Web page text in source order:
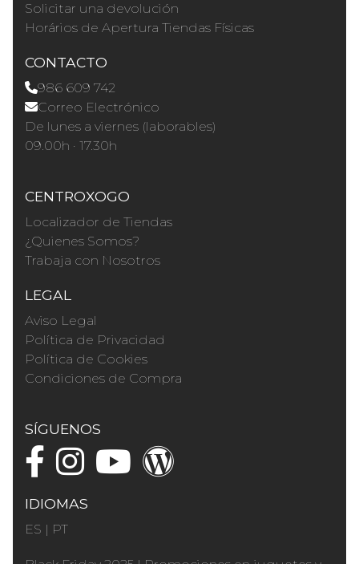
Solicitar una devolución
Horários de Apertura Tiendas Físicas
CONTACTO
986 609 742
Correo Electrónico
De lunes a viernes (laborables)
09.00h · 17.30h
CENTROXOGO
Localizador de Tiendas
¿Quienes Somos?
Trabaja con Nosotros
LEGAL
Aviso Legal
Política de Privacidad
Política de Cookies
Condiciones de Compra
SÍGUENOS
IDIOMAS
ES | PT